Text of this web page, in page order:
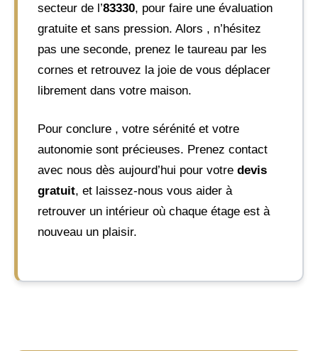
secteur de l’83330, pour faire une évaluation
gratuite et sans pression. Alors , n’hésitez
pas une seconde, prenez le taureau par les
cornes et retrouvez la joie de vous déplacer
librement dans votre maison.
Pour conclure , votre sérénité et votre
autonomie sont précieuses. Prenez contact
avec nous dès aujourd’hui pour votre devis
gratuit, et laissez-nous vous aider à
retrouver un intérieur où chaque étage est à
nouveau un plaisir.